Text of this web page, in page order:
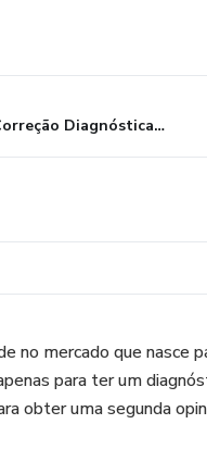
Correção Diagnóstica - UNESP
no mercado que nasce
para ter um
obter uma segunda